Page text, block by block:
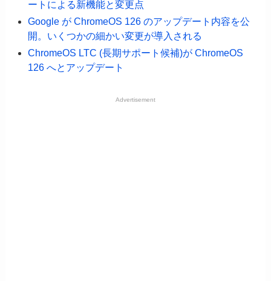
ートによる新機能と変更点
Google が ChromeOS 126 のアップデート内容を公
開。いくつかの細かい変更が導入される
ChromeOS LTC (長期サポート候補)が ChromeOS
126 へとアップデート
Advertisement